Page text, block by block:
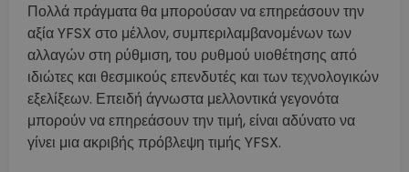
Πολλά πράγματα θα μπορούσαν να επηρεάσουν την
αξία YFSX στο μέλλον, συμπεριλαμβανομένων των
αλλαγών στη ρύθμιση, του ρυθμού υιοθέτησης από
ιδιώτες και θεσμικούς επενδυτές και των τεχνολογικών
εξελίξεων. Επειδή άγνωστα μελλοντικά γεγονότα
μπορούν να επηρεάσουν την τιμή, είναι αδύνατο να
γίνει μια ακριβής πρόβλεψη τιμής YFSX.